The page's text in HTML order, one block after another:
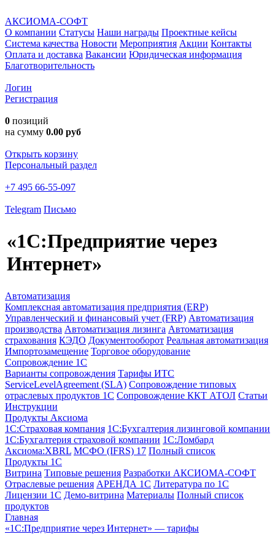
АКСИОМА-СОФТ
О компании Статусы Наши награды Проектные кейсы
Система качества Новости Мероприятия Акции Контакты
Оплата и доставка Вакансии Юридическая информация
Благотворительность
Логин
Регистрация
0 позиций
на сумму 0.00 руб
Открыть корзину
Персональный раздел
+7 495 66-55-097
Telegram Письмо
«1С:Предприятие через
Интернет»
Автоматизация
Комплексная автоматизация предприятия (ERP)
Управленческий и финансовый учет (FRP) Автоматизация
производства Автоматизация лизинга Автоматизация
страхования КЭДО Документооборот Реальная автоматизация
Импортозамещение Торговое оборудование
Сопровождение 1С
Варианты сопровождения Тарифы ИТС
ServiceLevelAgreement (SLA) Сопровождение типовых
отраслевых продуктов 1С Сопровождение ККТ АТОЛ Статьи
Инструкции
Продукты Аксиома
1С:Страховая компания 1С:Бухгалтерия лизинговой компании
1С:Бухгалтерия страховой компании 1С:Ломбард
Аксиома:XBRL МСФО (IFRS) 17 Полный список
Продукты 1С
Витрина Типовые решения Разработки АКСИОМА-СОФТ
Отраслевые решения АРЕНДА 1С Литература по 1С
Лицензии 1C Демо-витрина Материалы Полный список
продуктов
Главная
«1С:Предприятие через Интернет» — тарифы